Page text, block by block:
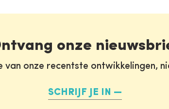
onze
van onze recentste ontwikkelingen,
SCHRIJF JE IN